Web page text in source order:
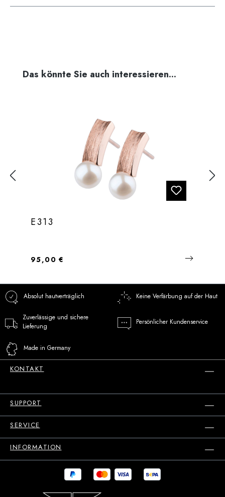
Produktgalerie überspringen
Das könnte Sie auch interessieren...
E313
Regulärer Preis:
95,00 €
Absolut hautverträglich Keine Verfärbung auf der Haut
Zuverlässige und sichere
Lieferung
Persönlicher Kundenservice
Made in Germany
KONTAKT
SUPPORT
SERVICE
INFORMATION